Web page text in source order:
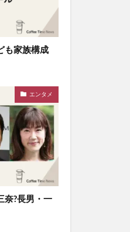
も家族構成
エンタメ
奈?長男・一